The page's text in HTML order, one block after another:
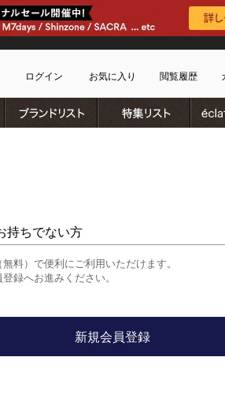
ログイン お気に入り 閲覧履歴
持ちでない方
料）で便利にご利用いただけます。
録へお進みください。